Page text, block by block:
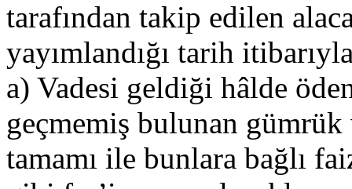
tarafından takip edilen
yayımlandığı tarih
a) Vadesi geldiği hâlde
geçmemiş bulunan gümrük
tamamı ile bunlara bağlı